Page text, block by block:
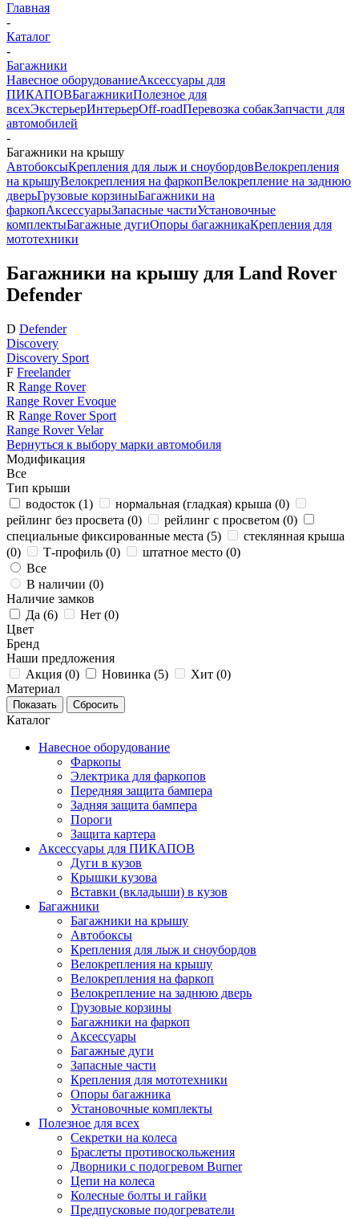
Главная
-
Каталог
-
Багажники
Навесное оборудованиеАксессуары для
ПИКАПОВБагажникиПолезное для
всехЭкстерьерИнтерьерOff-roadПеревозка собакЗапчасти для
автомобилей
-
Багажники на крышу
АвтобоксыКрепления для лыж и сноубордовВелокрепления
на крышуВелокрепления на фаркопВелокрепление на заднюю
дверьГрузовые корзиныБагажники на
фаркопАксессуарыЗапасные частиУстановочные
комплектыБагажные дугиОпоры багажникаКрепления для
мототехники
Багажники на крышу для Land Rover
Defender
D Defender
Discovery
Discovery Sport
F Freelander
R Range Rover
Range Rover Evoque
R Range Rover Sport
Range Rover Velar
Вернуться к выбору марки автомобиля
Модификация
Все
Тип крыши
водосток (1) нормальная (гладкая) крыша (0)
рейлинг без просвета (0) рейлинг с просветом (0)
специальные фиксированные места (5)
стеклянная крыша
(0) Т-профиль (0) штатное место (0)
Все
В наличии (0)
Наличие замков
Да (6) Нет (0)
Цвет
Бренд
Наши предложения
Акция (0) Новинка (5) Хит (0)
Материал
Каталог
Навесное оборудование
Фаркопы
Электрика для фаркопов
Передняя защита бампера
Задняя защита бампера
Пороги
Защита картера
Аксессуары для ПИКАПОВ
Дуги в кузов
Крышки кузова
Вставки (вкладыши) в кузов
Багажники
Багажники на крышу
Автобоксы
Крепления для лыж и сноубордов
Велокрепления на крышу
Велокрепления на фаркоп
Велокрепление на заднюю дверь
Грузовые корзины
Багажники на фаркоп
Аксессуары
Багажные дуги
Запасные части
Крепления для мототехники
Опоры багажника
Установочные комплекты
Полезное для всех
Секретки на колеса
Браслеты противоскольжения
Дворники с подогревом Burner
Цепи на колеса
Колесные болты и гайки
Предпусковые подогреватели